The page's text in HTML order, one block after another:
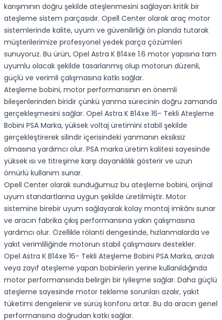
karışımının doğru şekilde ateşlenmesini sağlayan kritik bir
ateşleme sistem parçasıdır. Opell Center olarak araç motor
sistemlerinde kalite, uyum ve güvenilirliği ön planda tutarak
müşterilerimize profesyonel yedek parça çözümleri
sunuyoruz. Bu ürün, Opel Astra K B14xe 1.6 motor yapısına tam
uyumlu olacak şekilde tasarlanmış olup motorun düzenli,
güçlü ve verimli çalışmasına katkı sağlar.
Ateşleme bobini, motor performansının en önemli
bileşenlerinden biridir çünkü yanma sürecinin doğru zamanda
gerçekleşmesini sağlar. Opel Astra K B14xe 16- Tekli Ateşleme
Bobini PSA Marka, yüksek voltaj üretimini stabil şekilde
gerçekleştirerek silindir içerisindeki yanmanın eksiksiz
olmasına yardımcı olur. PSA marka üretim kalitesi sayesinde
yüksek ısı ve titreşime karşı dayanıklılık gösterir ve uzun
ömürlü kullanım sunar.
Opell Center olarak sunduğumuz bu ateşleme bobini, orijinal
uyum standartlarına uygun şekilde üretilmiştir. Motor
sistemine birebir uyum sağlayarak kolay montaj imkânı sunar
ve aracın fabrika çıkış performansına yakın çalışmasına
yardımcı olur. Özellikle rölanti dengesinde, hızlanmalarda ve
yakıt verimliliğinde motorun stabil çalışmasını destekler.
Opel Astra K B14xe 16- Tekli Ateşleme Bobini PSA Marka, arızalı
veya zayıf ateşleme yapan bobinlerin yerine kullanıldığında
motor performansında belirgin bir iyileşme sağlar. Daha güçlü
ateşleme sayesinde motor tekleme sorunları azalır, yakıt
tüketimi dengelenir ve sürüş konforu artar. Bu da aracın genel
performansına doğrudan katkı sağlar.